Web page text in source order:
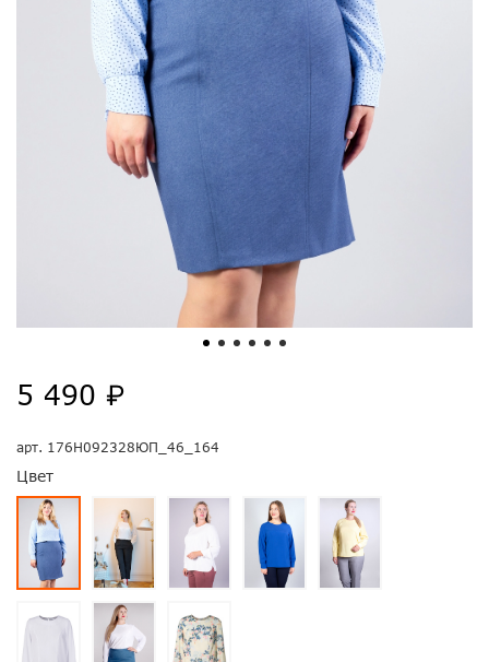
арт. 176Н092328ЮП_46_164
Цвет
5 490 ₽